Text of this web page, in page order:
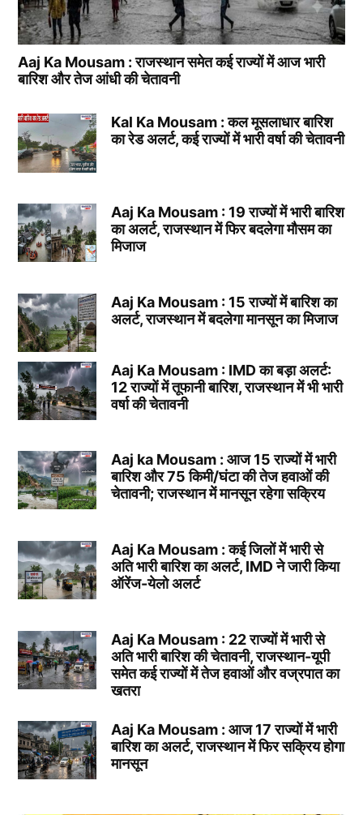
Aaj Ka Mousam : राजस्थान समेत कई राज्यों में आज भारी
बारिश और तेज आंधी की चेतावनी
Kal Ka Mousam : कल मूसलाधार बारिश
का रेड अलर्ट, कई राज्यों में भारी वर्षा की चेतावनी
Aaj Ka Mousam : 19 राज्यों में भारी बारिश
का अलर्ट, राजस्थान में फिर बदलेगा मौसम का
मिजाज
Aaj Ka Mousam : 15 राज्यों में बारिश का
अलर्ट, राजस्थान में बदलेगा मानसून का मिजाज
Aaj Ka Mousam : IMD का बड़ा अलर्ट:
12 राज्यों में तूफानी बारिश, राजस्थान में भी भारी
वर्षा की चेतावनी
Aaj ka Mousam : आज 15 राज्यों में भारी
बारिश और 75 किमी/घंटा की तेज हवाओं की
चेतावनी; राजस्थान में मानसून रहेगा सक्रिय
Aaj Ka Mousam : कई जिलों में भारी से
अति भारी बारिश का अलर्ट, IMD ने जारी किया
ऑरेंज-येलो अलर्ट
Aaj Ka Mousam : 22 राज्यों में भारी से
अति भारी बारिश की चेतावनी, राजस्थान-यूपी
समेत कई राज्यों में तेज हवाओं और वज्रपात का
खतरा
Aaj Ka Mousam : आज 17 राज्यों में भारी
बारिश का अलर्ट, राजस्थान में फिर सक्रिय होगा
मानसून